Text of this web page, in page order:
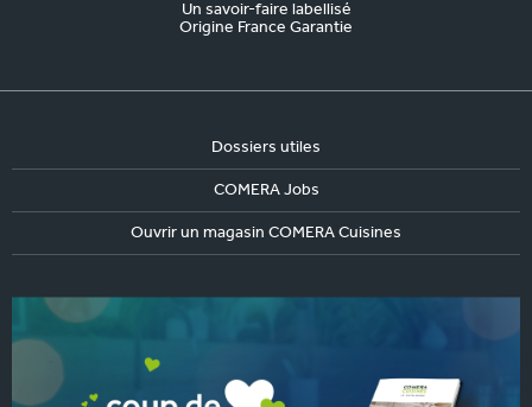
Un savoir-faire labellisé
Origine France Garantie
Dossiers utiles
COMERA Jobs
Ouvrir un magasin COMERA Cuisines